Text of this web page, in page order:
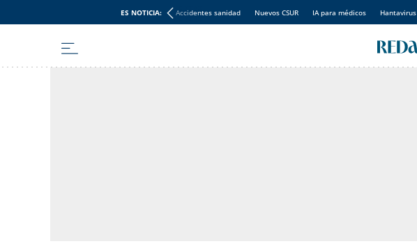
ES NOTICIA: Accidentes sanidad Nuevos CSUR IA para médicos Hantavirus